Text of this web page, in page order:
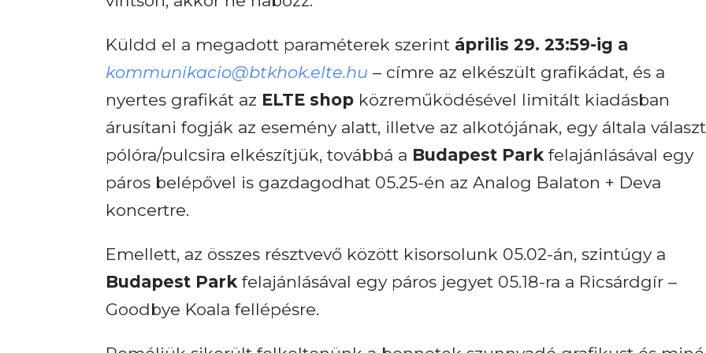
Küldd el a megadott paraméterek szerint április 29. 23:59-ig a
kommunikacio@btkhok.elte.hu – címre az elkészült grafikádat, és a
nyertes grafikát az ELTE shop közreműködésével limitált kiadásban
árusítani fogják az esemény alatt, illetve az alkotójának, egy általa
pólóra/pulcsira elkészítjük, továbbá a Budapest Parkfelajánlásával egy
páros belépővel is gazdagodhat 05.25-én az Analog Balaton + Deva
koncertre.
Emellett, az összes résztvevő között kisorsolunk 05.02-án, szintúgy a
Budapest Parkfelajánlásával egy páros jegyet 05.18-ra a Ricsárdgír –
Goodbye Koala fellépésre.